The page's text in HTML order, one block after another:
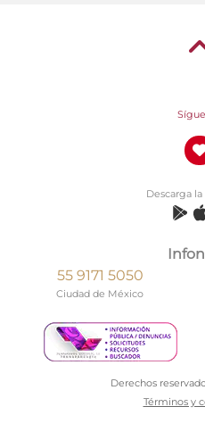
Descarga
55 9171 5050
Ciudad de México
Derechos
Términos y